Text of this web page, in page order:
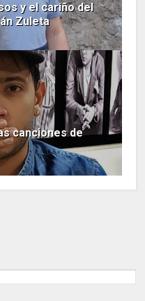
y el cariño del
Zuleta
canciones de